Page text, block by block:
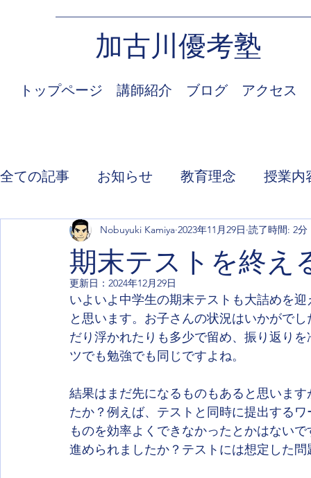
加古川優考塾
トップページ 講師紹介 ブログ アクセス
全ての記事 お知らせ 教育理念 授業内
期末テストを終え
Nobuyuki Kamiya 2023年11月29日 読了時間: 2分
更新日： 2024年12月29日
いよいよ中学生の期末テストも大詰めを
と思います。お子さんの状況はいかがで
だり浮かれたりも多少で留め、振り返り
ツでも勉強でも同じですよね。
結果はまだ先になるものもあると思いま
たか？例えば、テストと同時に提出する
ものを効率よくできなかったとかはない
進められましたか？テストには想定した